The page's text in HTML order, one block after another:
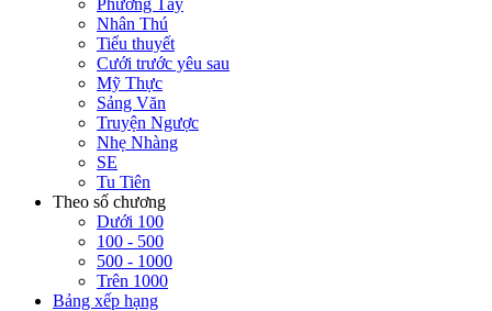
Phương Tây
Nhân Thú
Tiểu thuyết
Cưới trước yêu sau
Mỹ Thực
Sảng Văn
Truyện Ngược
Nhẹ Nhàng
SE
Tu Tiên
Theo số chương
Dưới 100
100 - 500
500 - 1000
Trên 1000
Bảng xếp hạng